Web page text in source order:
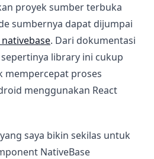
proyek sumber terbuka
sumbernya dapat dijumpai
. Dari dokumentasi
library ini cukup
mempercepat proses
menggunakan React
saya bikin sekilas untuk
NativeBase